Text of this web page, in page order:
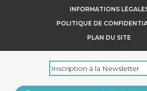
+
INFORMATIONS
POLITIQUE DE
PLAN DU SITE